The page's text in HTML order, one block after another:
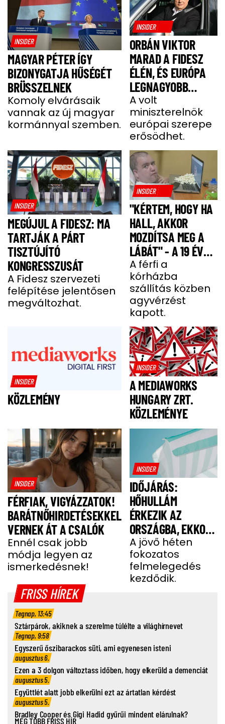
INSIDER
MAGYAR PÉTER ÍGY
BIZONYGATJA HŰSÉGÉT
BRÜSSZELNEK
Komoly elvárásaik
vannak az új magyar
kormánnyal szemben.
INSIDER
ORBÁN VIKTOR
MARAD A FIDESZ
ÉLÉN, ÉS EURÓPA
LEGNAGYOBB
JOBBOLDALI
SZÖVETSÉGÉT
ÉPÍTI TOVÁBB
A volt
miniszterelnök
európai szerepe
erősödhet.
INSIDER
MEGÚJUL A FIDESZ: MA
TARTJÁK A PÁRT
TISZTÚJÍTÓ
KONGRESSZUSÁT
A Fidesz szervezeti
felépítése jelentősen
megváltozhat.
INSIDER
"KÉRTEM, HOGY HA
HALL, AKKOR
MOZDÍTSA MEG A
LÁBÁT" - A 19 ÉVES
BENCE HÓNAPOKIG
KÓMÁBAN FEKÜDT
A BALESETE UTÁN
A férfi a
kórházba
szállítás közben
agyvérzést
kapott.
INSIDER
KÖZLEMÉNY
INSIDER
A MEDIAWORKS
HUNGARY ZRT.
KÖZLEMÉNYE
INSIDER
FÉRFIAK, VIGYÁZZATOK!
BARÁTNŐHIRDETÉSEKKEL
VERNEK ÁT A CSALÓK
Ennél csak jobb
módja legyen az
ismerkedésnek!
INSIDER
IDŐJÁRÁS:
HŐHULLÁM
ÉRKEZIK AZ
ORSZÁGBA, EKKOR
ÉR IDE
A jövő héten
fokozatos
felmelegedés
kezdődik.
FRISS HÍREK
Tegnap, 13:45
Sztárpárok, akiknek a szerelme túlélte a világhírnevet
Tegnap, 9:58
Egyszerű őszibarackos süti, ami egyenesen isteni
augusztus 6.
Ezen a 3 dolgon változtass időben, hogy elkerüld a demenciát
augusztus 5.
Együttlét alatt jobb elkerülni ezt az ártatlan kérdést
augusztus 5.
Bradley Cooper és Gigi Hadid gyűrűi mindent elárulnak?
MÉG TÖBB FRISS HÍR